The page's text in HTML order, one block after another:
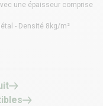
une épaisseur comprise
- Densité 8kg/m²